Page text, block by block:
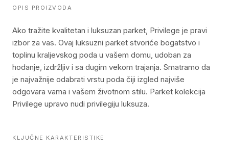
OPIS PROIZVODA
Ako tražite kvalitetan i luksuzan parket, Privilege je pravi
izbor za vas. Ovaj luksuzni parket stvoriće bogatstvo i
toplinu kraljevskog poda u vašem domu, udoban za
hodanje, izdržljiv i sa dugim vekom trajanja. Smatramo da
je najvažnije odabrati vrstu poda čiji izgled najviše
odgovara vama i vašem životnom stilu. Parket kolekcija
Privilege upravo nudi privilegiju luksuza.
KLJUČNE KARAKTERISTIKE